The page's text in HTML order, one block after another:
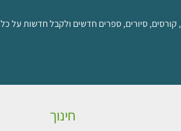
קורסים, סיורים, ספרים חדשים ולקבל חדשות על
חינוך